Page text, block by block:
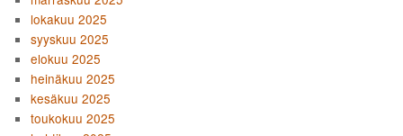
lokakuu 2025
syyskuu 2025
elokuu 2025
heinäkuu 2025
kesäkuu 2025
toukokuu 2025